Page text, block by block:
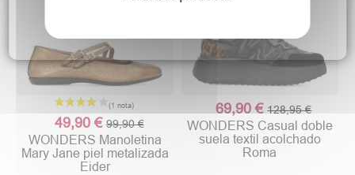
49,90 € 99,90 €
WONDERS Manoletina
Mary Jane piel metalizada
Eider
69,90 € 128,95 €
WONDERS Casual doble
suela textil acolchado
Roma